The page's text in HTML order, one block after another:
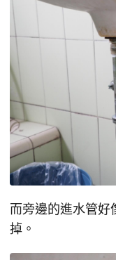
而旁邊的進水管好
掉。